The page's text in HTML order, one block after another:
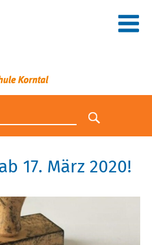
Suche
17. März 2020!